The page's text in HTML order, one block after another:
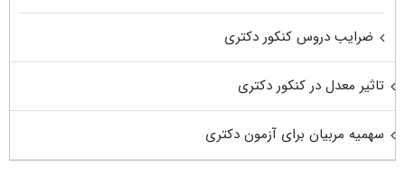
ضرایب دروس کنکور دکتری
تاثیر معدل در کنکور دکتری
سهمیه مربیان برای آزمون دکتری